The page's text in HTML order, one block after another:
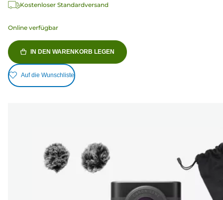
Kostenloser Standardversand
Online verfügbar
IN DEN WARENKORB LEGEN
Auf die Wunschliste